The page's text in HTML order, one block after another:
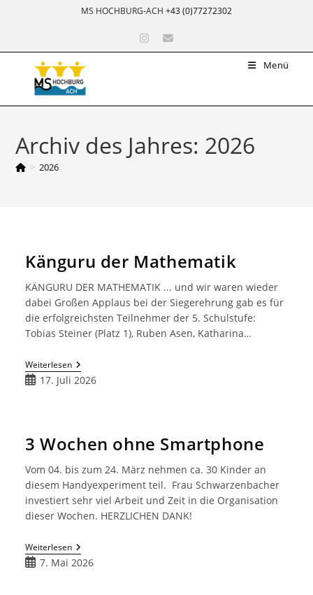
MS HOCHBURG-ACH +43 (0)77272302
Menü
Archiv des Jahres: 2026
> 2026
Känguru der Mathematik
KÄNGURU DER MATHEMATIK ... und wir waren wieder
dabei Großen Applaus bei der Siegerehrung gab es für
die erfolgreichsten Teilnehmer der 5. Schulstufe:
Tobias Steiner (Platz 1), Ruben Asen, Katharina…
WeiterlesenKänguru
Der
Mathematik
Beitrag17. Juli 2026
3 Wochen ohne Smartphone
Vom 04. bis zum 24. März nehmen ca. 30 Kinder an
diesem Handyexperiment teil. Frau Schwarzenbacher
investiert sehr viel Arbeit und Zeit in die Organisation
dieser Wochen. HERZLICHEN DANK!
Weiterlesen3
Wochen
Ohne
Beitrag
7. Mai 2026